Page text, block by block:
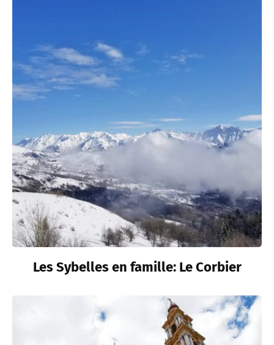
Les Sybelles en famille: Le Corbier